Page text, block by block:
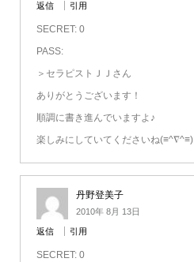
返信 引用
SECRET: 0
PASS:
＞セラピストＪＪさん
ありがとうございます！
順調に書き進んでいますよ♪
楽しみにしていてくださいね(≡^∇^≡)
丹野登美子
2010年 8月 13日
返信 引用
SECRET: 0